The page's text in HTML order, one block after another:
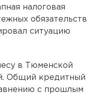
налоговая
обязательств
ситуацию
в Тюменской
Общий кредитный
с прошлым